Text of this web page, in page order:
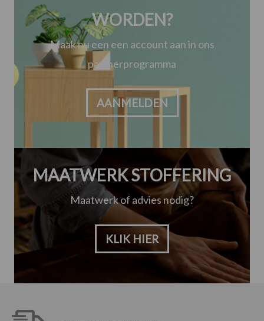
WORDEN?
Maak nu een een account aan in ons
partnerprogramma
AANMELDEN
MAATWERK STOFFERING
Maatwerk of advies nodig?
KLIK HIER